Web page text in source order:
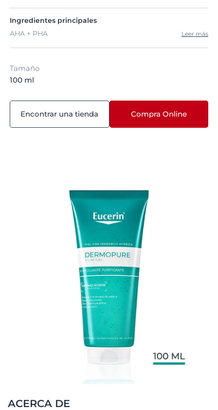
Ingredientes principales
AHA + PHA
Leer más
Tamaño
100 ml
Encontrar una tienda Compra Online
ACERCA DE